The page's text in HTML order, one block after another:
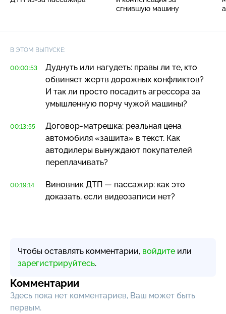
сгнившую машину
В ЭТОМ ВЫПУСКЕ:
00:00:53
Дуднуть или нагудеть: правы ли те, кто
обвиняет жертв дорожных конфликтов?
И так ли просто посадить агрессора за
умышленную порчу чужой машины?
00:13:55 Договор-матрешка: реальная цена
автомобиля «зашита» в текст. Как
автодилеры вынуждают покупателей
переплачивать?
00:19:14
Виновник ДТП — пассажир: как это
доказать, если видеозаписи нет?
Чтобы оставлять комментарии, войдите или
зарегистрируйтесь.
Комментарии
Здесь пока нет комментариев, Ваш может быть
первым.